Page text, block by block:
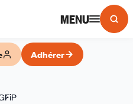
MENU
Adhérer